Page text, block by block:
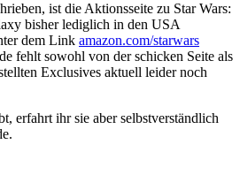
ist die Aktionsseite zu Star Wars:
bisher lediglich in den USA
dem Link amazon.com/starwars
fehlt sowohl von der schicken Seite als
Exclusives aktuell leider noch
erfahrt ihr sie aber selbstverständlich